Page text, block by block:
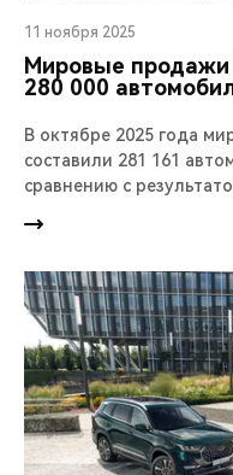
11 ноября 2025
Мировые продажи
280 000
В октябре 2025 года
составили 281 161
сравнению с